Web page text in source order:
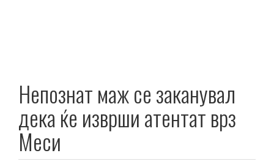
Непознат маж се заканувал
дека ќе изврши атентат врз
Меси